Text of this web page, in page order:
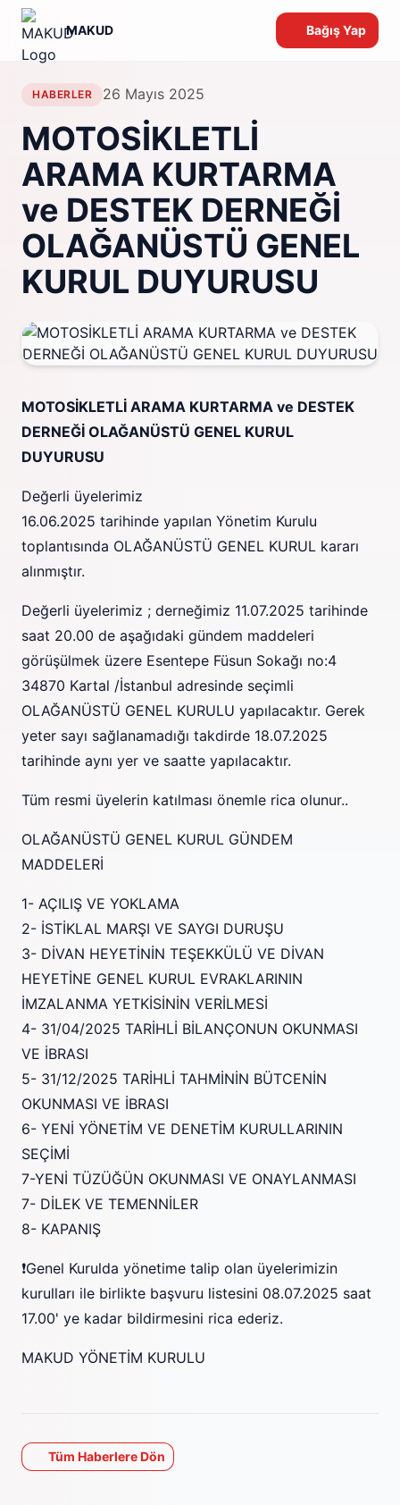
MAKUD Bağış Yap
HABERLER 26 Mayıs 2025
MOTOSİKLETLİ
ARAMA KURTARMA
ve DESTEK DERNEĞİ
OLAĞANÜSTÜ GENEL
KURUL DUYURUSU
MOTOSİKLETLİ ARAMA KURTARMA ve DESTEK
DERNEĞİ OLAĞANÜSTÜ GENEL KURUL
DUYURUSU
Değerli üyelerimiz
16.06.2025 tarihinde yapılan Yönetim Kurulu
toplantısında OLAĞANÜSTÜ GENEL KURUL kararı
alınmıştır.
Değerli üyelerimiz ; derneğimiz 11.07.2025 tarihinde
saat 20.00 de aşağıdaki gündem maddeleri
görüşülmek üzere Esentepe Füsun Sokağı no:4
34870 Kartal /İstanbul adresinde seçimli
OLAĞANÜSTÜ GENEL KURULU yapılacaktır. Gerek
yeter sayı sağlanamadığı takdirde 18.07.2025
tarihinde aynı yer ve saatte yapılacaktır.
Tüm resmi üyelerin katılması önemle rica olunur..
OLAĞANÜSTÜ GENEL KURUL GÜNDEM
MADDELERİ
1- AÇILIŞ VE YOKLAMA
2- İSTİKLAL MARŞI VE SAYGI DURUŞU
3- DİVAN HEYETİNİN TEŞEKKÜLÜ VE DİVAN
HEYETİNE GENEL KURUL EVRAKLARININ
İMZALANMA YETKİSİNİN VERİLMESİ
4- 31/04/2025 TARİHLİ BİLANÇONUN OKUNMASI
VE İBRASI
5- 31/12/2025 TARİHLİ TAHMİNİN BÜTCENİN
OKUNMASI VE İBRASI
6- YENİ YÖNETİM VE DENETİM KURULLARININ
SEÇİMİ
7-YENİ TÜZÜĞÜN OKUNMASI VE ONAYLANMASI
7- DİLEK VE TEMENNİLER
8- KAPANIŞ
❗Genel Kurulda yönetime talip olan üyelerimizin
kurulları ile birlikte başvuru listesini 08.07.2025 saat
17.00' ye kadar bildirmesini rica ederiz.
MAKUD YÖNETİM KURULU
Tüm Haberlere Dön